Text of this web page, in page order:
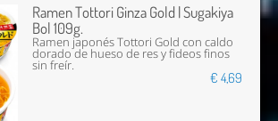
Ramen Tottori Ginza Gold | Sugakiya
Bol 109g.
Ramen japonés Tottori Gold con caldo
dorado de hueso de res y fideos finos
sin freír.
€ 4,69